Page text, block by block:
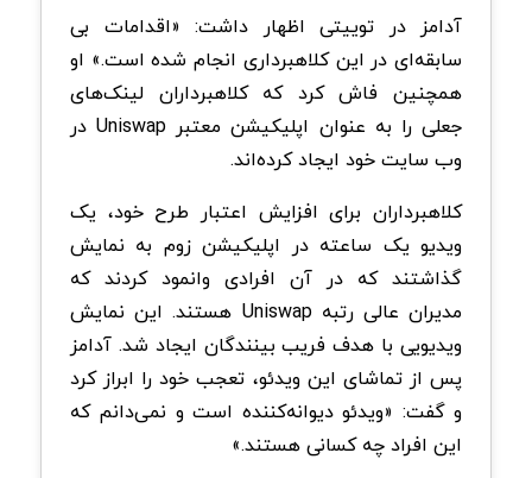
آدامز در توییتی اظهار داشت: «اقدامات بی
سابقه‌ای در این کلاهبرداری انجام شده است.» او
همچنین فاش کرد که کلاهبرداران لینک‌های
جعلی را به عنوان اپلیکیشن معتبر Uniswap در
وب سایت خود ایجاد کرده‌اند.
کلاهبرداران برای افزایش اعتبار طرح خود، یک
ویدیو یک ساعته در اپلیکیشن زوم به نمایش
گذاشتند که در آن افرادی وانمود کردند که
مدیران عالی رتبه Uniswap هستند. این نمایش
ویدیویی با هدف فریب بینندگان ایجاد شد. آدامز
پس از تماشای این ویدئو، تعجب خود را ابراز کرد
و گفت: «ویدئو دیوانه‌کننده است و نمی‌دانم که
این افراد چه کسانی هستند.»